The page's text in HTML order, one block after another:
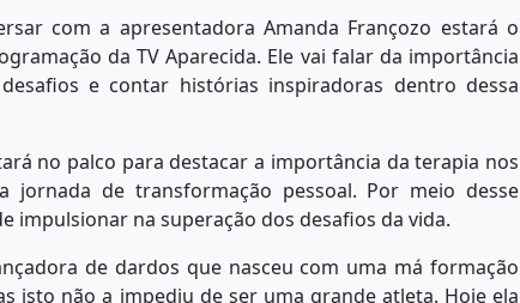
com a apresentadora Amanda Françozo estará o
da TV Aparecida. Ele vai falar da importância
e contar histórias inspiradoras dentro dessa
no palco para destacar a importância da terapia nos
jornada de transformação pessoal. Por meio desse
impulsionar na superação dos desafios da vida.
de dardos que nasceu com uma má formação
isto não a impediu de ser uma grande atleta. Hoje ela